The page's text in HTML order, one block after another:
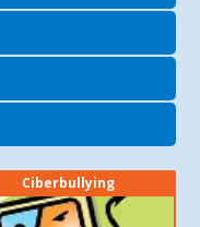
Ciberbullying